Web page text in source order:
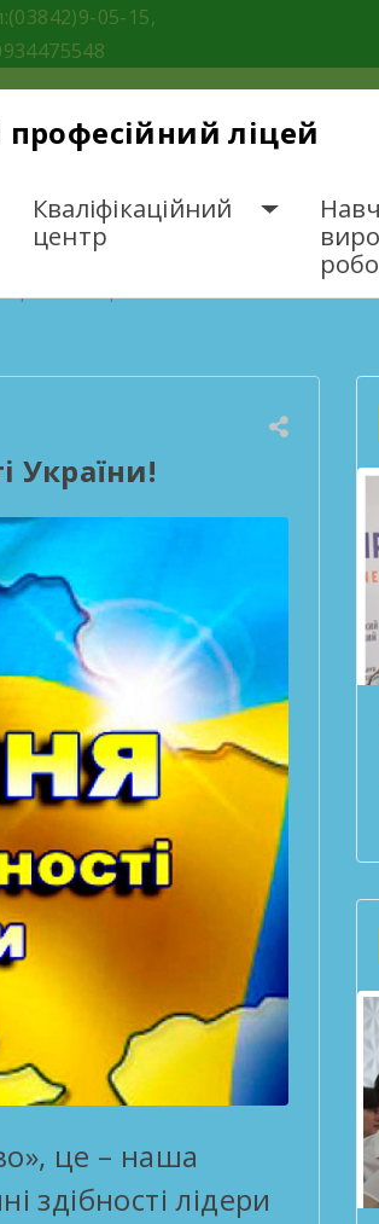
05-15,
ліцей
Кваліфікаційний
центр
України!
це – наша
здібності лідери